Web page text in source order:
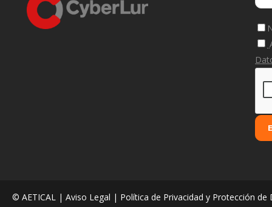
© AETICAL | Aviso Legal | Política de Privacidad y Protección de